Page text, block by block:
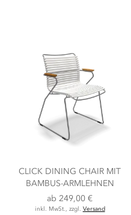
CLICK DINING CHAIR MIT
BAMBUS-ARMLEHNEN
ab249,00 €
inkl. MwSt., zzgl. Versand